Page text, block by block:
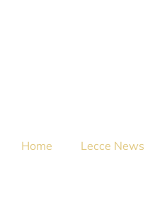
Home Lecce News